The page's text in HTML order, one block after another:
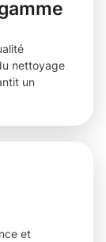
nettoyage
un
et